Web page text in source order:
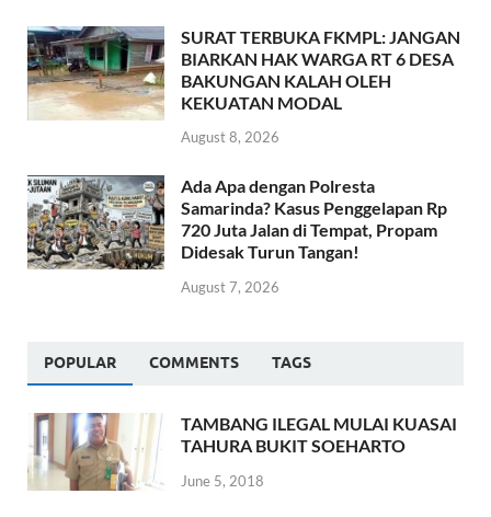
SURAT TERBUKA FKMPL: JANGAN
BIARKAN HAK WARGA RT 6 DESA
BAKUNGAN KALAH OLEH
KEKUATAN MODAL
August 8, 2026
Ada Apa dengan Polresta
Samarinda? Kasus Penggelapan Rp
720 Juta Jalan di Tempat, Propam
Didesak Turun Tangan!
August 7, 2026
POPULAR COMMENTS TAGS
TAMBANG ILEGAL MULAI KUASAI
TAHURA BUKIT SOEHARTO
June 5, 2018